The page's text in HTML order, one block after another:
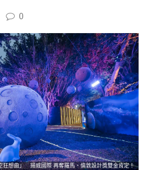
0
狂想曲」 揚威國際 再奪羅馬、倫敦設計獎雙金肯定！